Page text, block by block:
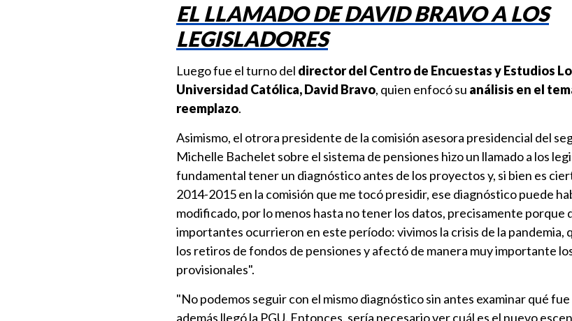
EL LLAMADO DE DAVID BRAVO A LOS
LEGISLADORES
Luego fue el turno del director del Centro de Encuestas y Estudios
Universidad Católica, David Bravo, quien enfocó su análisis en el
reemplazo.
Asimismo, el otrora presidente de la comisión asesora presidencial del
Michelle Bachelet sobre el sistema de pensiones hizo un llamado a los
fundamental tener un diagnóstico antes de los proyectos y, si bien es
2014-2015 en la comisión que me tocó presidir, ese diagnóstico puede
modificado, por lo menos hasta no tener los datos, precisamente porque
importantes ocurrieron en este período: vivimos la crisis de la pandemia,
los retiros de fondos de pensiones y afectó de manera muy importante
provisionales".
"No podemos seguir con el mismo diagnóstico sin antes examinar qué fue
además llegó la PGU. Entonces, sería necesario ver cuál es el nuevo